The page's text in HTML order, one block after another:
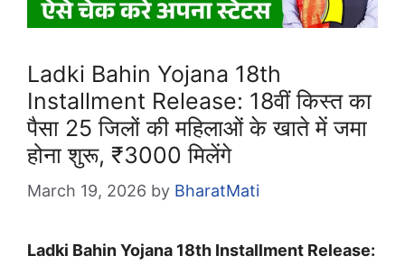
Ladki Bahin Yojana 18th
Installment Release: 18वीं किस्त का
पैसा 25 जिलों की महिलाओं के खाते में जमा
होना शुरू, ₹3000 मिलेंगे
March 19, 2026 by BharatMati
Ladki Bahin Yojana 18th Installment Release: